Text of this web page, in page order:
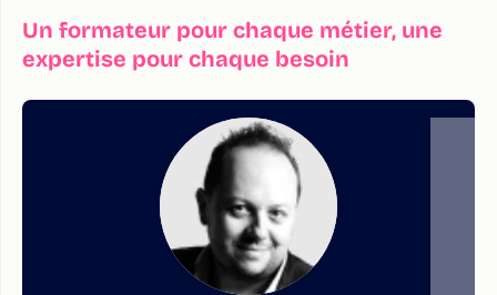
Un formateur pour chaque métier, une
expertise pour chaque besoin